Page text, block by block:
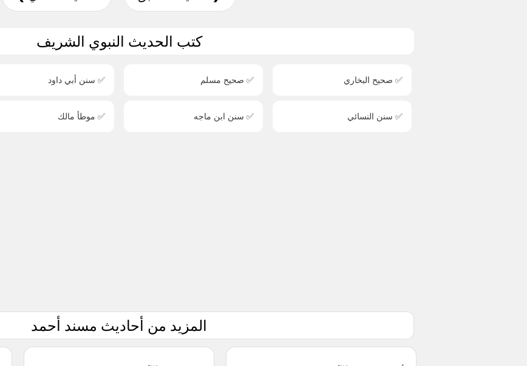
كتب الحديث النبوي الشريف
✅ صحيح البخاري ✅ صحيح مسلم ✅ سنن أبي داود
✅ سنن النسائي ✅ سنن ابن ماجه ✅ موطأ مالك
المزيد من أحاديث مسند أحمد